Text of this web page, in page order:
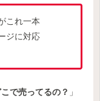
これ一本
ジに対応
で売ってるの？ 」